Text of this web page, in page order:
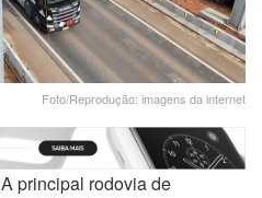
Foto/Reprodução: imagens da internet
A principal rodovia de